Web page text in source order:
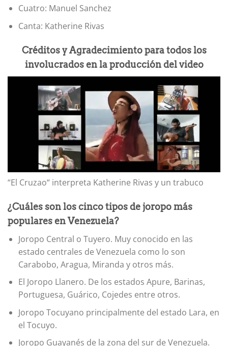
Cuatro: Manuel Sanchez
Canta: Katherine Rivas
Créditos y Agradecimiento para todos los
involucrados en la producción del video
“El Cruzao“ interpreta Katherine Rivas y un trabuco
¿Cuáles son los cinco tipos de joropo más
populares en Venezuela?
Joropo Central o Tuyero. Muy conocido en las
estado centrales de Venezuela como lo son
Carabobo, Aragua, Miranda y otros más.
El Joropo Llanero. De los estados Apure, Barinas,
Portuguesa, Guárico, Cojedes entre otros.
Joropo Tocuyano principalmente del estado Lara, en
el Tocuyo.
Joropo Guayanés de la zona del sur de Venezuela.